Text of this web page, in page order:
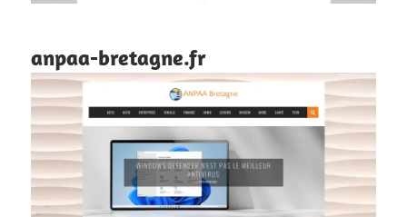
anpaa-bretagne.fr